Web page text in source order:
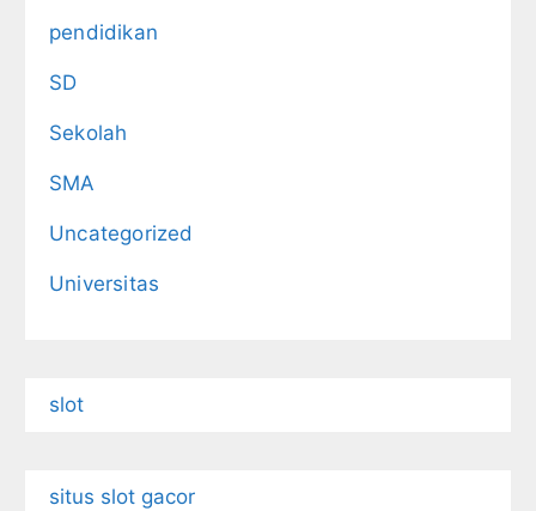
pendidikan
SD
Sekolah
SMA
Uncategorized
Universitas
slot
situs slot gacor